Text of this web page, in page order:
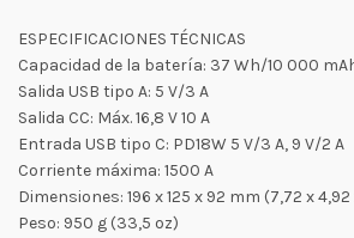
ESPECIFICACIONES TÉCNICAS
Capacidad de la batería: 37 Wh/10 000
Salida USB tipo A: 5 V/3 A
Salida CC: Máx. 16,8 V 10 A
Entrada USB tipo C: PD18W 5 V/3 A, 9 V/2 A
Corriente máxima: 1500 A
Dimensiones: 196 x 125 x 92 mm (7,72 x
Peso: 950 g (33,5 oz)